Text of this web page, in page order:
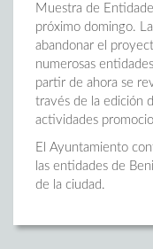
Muestra de
próximo domingo.
abandonar el
numerosas
partir de ahora se
través de la edición
actividades
El Ayuntamiento
las entidades de
de la ciudad.